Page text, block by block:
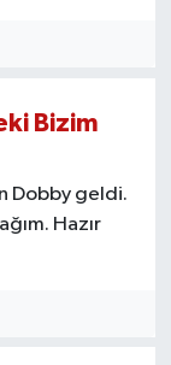
Bizim
Dobby geldi.
Hazır